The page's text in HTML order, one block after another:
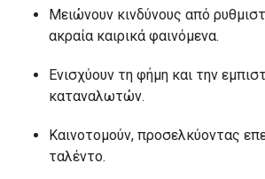
Μειώνουν κινδύνους από
ακραία καιρικά φαινόμενα.
Ενισχύουν τη φήμη και την
καταναλωτών.
Καινοτομούν, προσελκύοντας
ταλέντο.